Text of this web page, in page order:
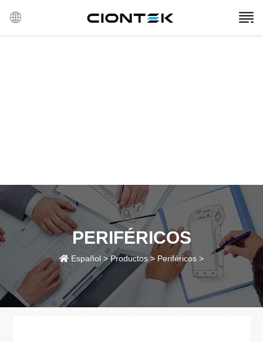
PERIFÉRICOS
Español >Productos> Periféricos >